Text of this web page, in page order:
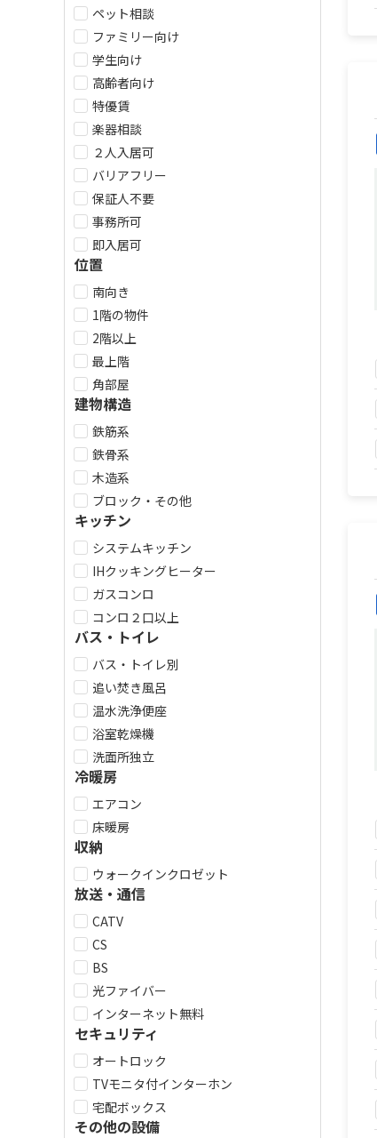
ペット相談
ファミリー向け
学生向け
高齢者向け
特優賃
楽器相談
２人入居可
バリアフリー
保証人不要
事務所可
即入居可
位置
南向き
1階の物件
2階以上
最上階
角部屋
建物構造
鉄筋系
鉄骨系
木造系
ブロック・その他
キッチン
システムキッチン
IHクッキングヒーター
ガスコンロ
コンロ２口以上
バス・トイレ
バス・トイレ別
追い焚き風呂
温水洗浄便座
浴室乾燥機
洗面所独立
冷暖房
エアコン
床暖房
収納
ウォークインクロゼット
放送・通信
CATV
CS
BS
光ファイバー
インターネット無料
セキュリティ
オートロック
TVモニタ付インターホン
宅配ボックス
その他の設備